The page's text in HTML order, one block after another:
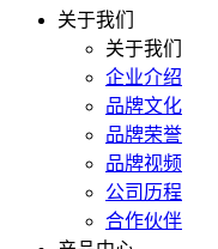
关于我们
关于我们
企业介绍
品牌文化
品牌荣誉
品牌视频
公司历程
合作伙伴